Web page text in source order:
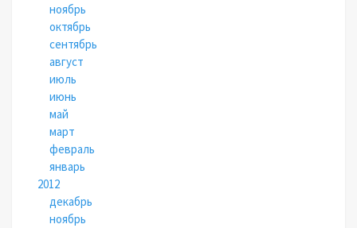
ноябрь
октябрь
сентябрь
август
июль
июнь
май
март
февраль
январь
2012
декабрь
ноябрь